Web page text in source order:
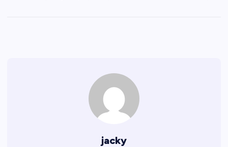
jacky